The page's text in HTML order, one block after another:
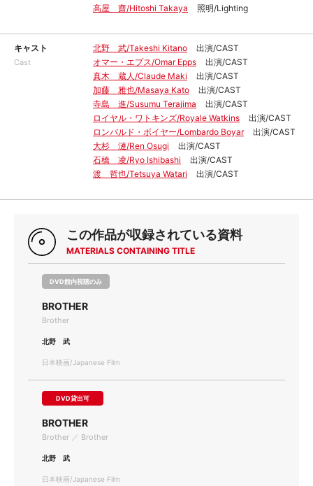
高屋 齋/Hitoshi Takaya
照明/Lighting
キャスト
Cast
北野 武/Takeshi Kitano
出演/CAST
オマー・エプス/Omar Epps
出演/CAST
真木 蔵人/Claude Maki
出演/CAST
加藤 雅也/Masaya Kato
出演/CAST
寺島 進/Susumu Terajima
出演/CAST
ロイヤル・ワトキンズ/Royale Watkins
出演/CAST
ロンバルド・ボイヤー/Lombardo Boyar
出演/CAST
大杉 漣/Ren Osugi
出演/CAST
石橋 凌/Ryo Ishibashi
出演/CAST
渡 哲也/Tetsuya Watari
出演/CAST
この作品が収録されている資料
MATERIALS CONTAINING TITLE
DVD館内視聴のみ
BROTHER
Brother
北野 武
日本映画/Japanese Film
DVD貸出可
BROTHER
Brother ／ Brother
北野 武
日本映画/Japanese Film